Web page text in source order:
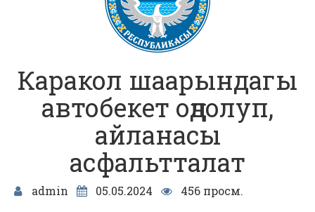
Каракол шаарындагы
автобекет оңдолуп,
айланасы
асфальтталат
admin 05.05.2024
456 просм.